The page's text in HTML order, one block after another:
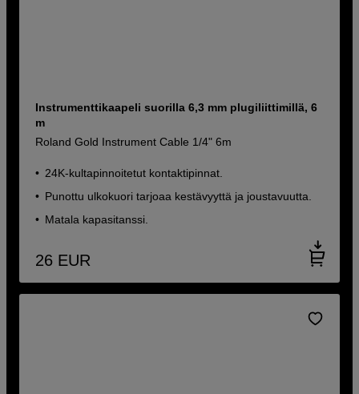
Instrumenttikaapeli suorilla 6,3 mm plugiliittimillä, 6
m
Roland Gold Instrument Cable 1/4" 6m
24K-kultapinnoitetut kontaktipinnat.
Punottu ulkokuori tarjoaa kestävyyttä ja joustavuutta.
Matala kapasitanssi.
26 EUR